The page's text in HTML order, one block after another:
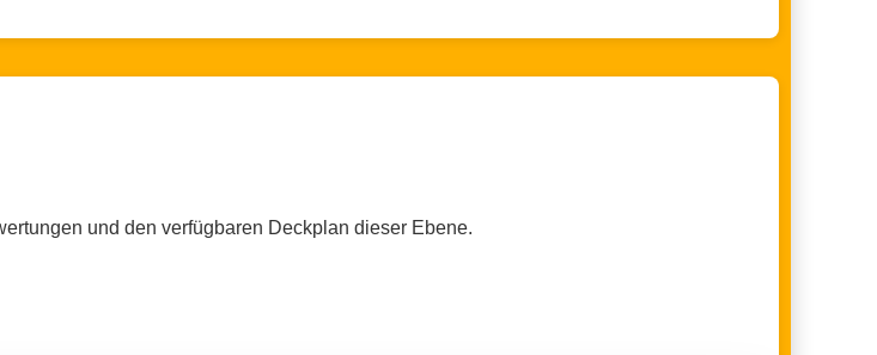
und den verfügbaren Deckplan dieser Ebene.